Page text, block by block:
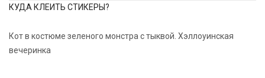
КУДА КЛЕИТЬ СТИКЕРЫ?
Кот в костюме зеленого монстра с тыквой. Хэллоуинская
вечеринка